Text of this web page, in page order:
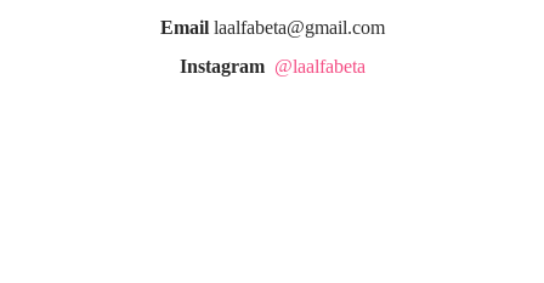
Emaillaalfabeta@gmail.com
Instagram @laalfabeta